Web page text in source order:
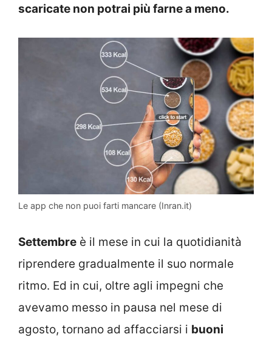
scaricate non potrai più farne a meno.
Le app che non puoi farti mancare (Inran.it)
Settembre è il mese in cui la quotidianità
riprendere gradualmente il suo normale
ritmo. Ed in cui, oltre agli impegni che
avevamo messo in pausa nel mese di
agosto, tornano ad affacciarsi i buoni